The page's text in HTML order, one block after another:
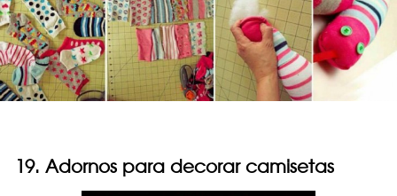
19. Adornos para decorar camisetas